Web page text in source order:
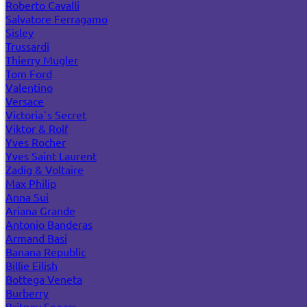
Roberto Cavalli
Salvatore Ferragamo
Sisley
Trussardi
Thierry Mugler
Tom Ford
Valentino
Versace
Victoria`s Secret
Viktor & Rolf
Yves Rocher
Yves Saint Laurent
Zadig & Voltaire
Max Philip
Anna Sui
Ariana Grande
Antonio Banderas
Armand Basi
Banana Republic
Billie Eilish
Bottega Veneta
Burberry